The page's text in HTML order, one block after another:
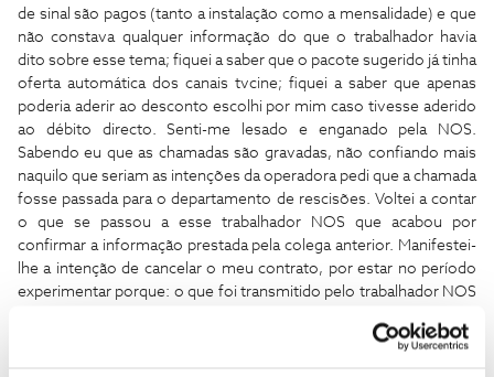
de sinal são pagos (tanto a instalação como a mensalidade) e que
não constava qualquer informação do que o trabalhador havia
dito sobre esse tema; fiquei a saber que o pacote sugerido já tinha
oferta automática dos canais tvcine; fiquei a saber que apenas
poderia aderir ao desconto escolhi por mim caso tivesse aderido
ao débito directo. Senti-me lesado e enganado pela NOS.
Sabendo eu que as chamadas são gravadas, não confiando mais
naquilo que seriam as intenções da operadora pedi que a chamada
fosse passada para o departamento de rescisões. Voltei a contar
o que se passou a esse trabalhador NOS que acabou por
confirmar a informação prestada pela colega anterior. Manifestei-
lhe a intenção de cancelar o meu contrato, por estar no período
experimentar porque: o que foi transmitido pelo trabalhador NOS
tinha em casa um serviço de fraca qualidade que não garantia